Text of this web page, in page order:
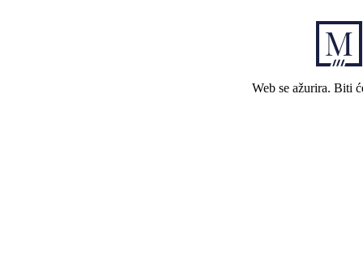
Web se ažurira. Biti